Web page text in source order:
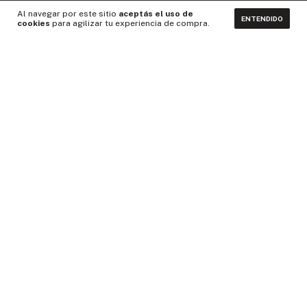
Al navegar por este sitio aceptás el uso de
cookies para agilizar tu experiencia de compra. ENTENDIDO